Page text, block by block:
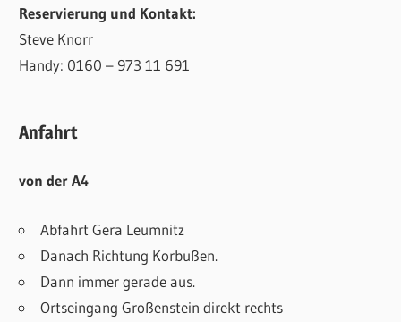
Reservierung und Kontakt:
Steve Knorr
Handy: 0160 – 973 11 691
Anfahrt
von der A4
Abfahrt Gera Leumnitz
Danach Richtung Korbußen.
Dann immer gerade aus.
Ortseingang Großenstein direkt rechts